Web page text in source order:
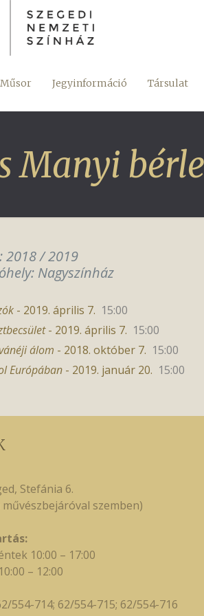
Műsor Jegyinformáció Társulat
Manyi
2018 / 2019
Nagyszínház
- 2019. április 7. 15:00
- 2019. április 7. 15:00
álom - 2018. október 7. 15:00
Európában - 2019. január 20. 15:00
Stefánia 6.
szemben)
10:00 – 17:00
– 12:00
554-714; 62/554-715; 62/554-716